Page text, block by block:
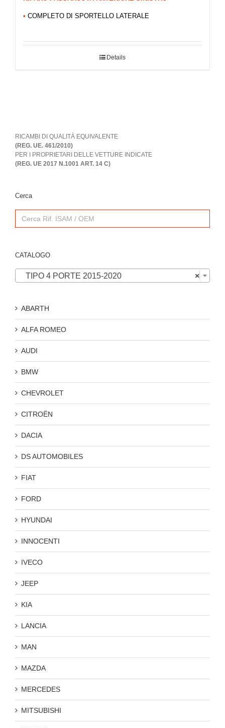
• COMPLETO DI SPORTELLO LATERALE
Details
RICAMBI DI QUALITÀ EQUIVALENTE
(REG. UE. 461/2010)
PER I PROPRIETARI DELLE VETTURE INDICATE
(REG. UE 2017 N.1001 ART. 14 C)
Cerca
Search
for:
CATALOGO
×
TIPO 4 PORTE 2015-2020
ABARTH
ALFA ROMEO
AUDI
BMW
CHEVROLET
CITROËN
DACIA
DS AUTOMOBILES
FIAT
FORD
HYUNDAI
INNOCENTI
IVECO
JEEP
KIA
LANCIA
MAN
MAZDA
MERCEDES
MITSUBISHI